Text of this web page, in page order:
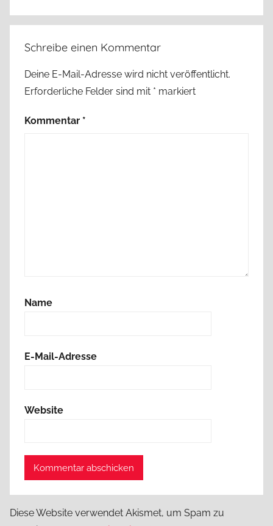
Schreibe einen Kommentar
Deine E-Mail-Adresse wird nicht veröffentlicht.
Erforderliche Felder sind mit * markiert
Kommentar *
Name
E-Mail-Adresse
Website
Diese Website verwendet Akismet, um Spam zu